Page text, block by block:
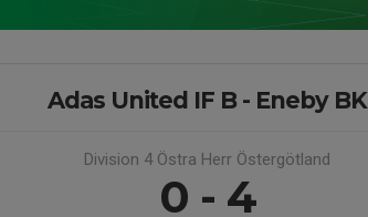
Adas United IF B - Eneby BK
Division 4 Östra Herr Östergötland
0 - 4